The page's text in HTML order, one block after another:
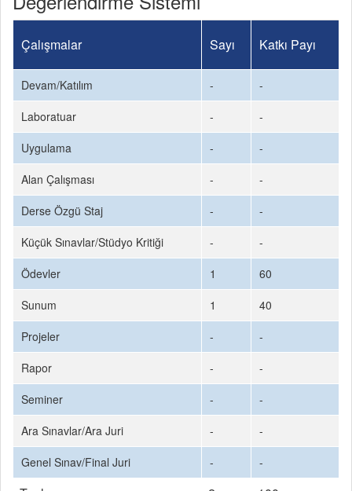
Çalışmalar Sayı Katkı Payı
Devam/Katılım -
-
Laboratuar
-
-
Uygulama
-
-
Alan Çalışması
-
-
Derse Özgü Staj
-
-
Küçük Sınavlar/Stüdyo Kritiği
-
-
Ödevler
1
60
Sunum
1
40
Projeler
-
-
Rapor
-
-
Seminer
-
-
Ara Sınavlar/Ara Juri
-
-
Genel Sınav/Final Juri
- -